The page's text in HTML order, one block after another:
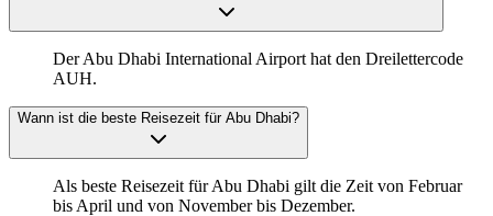
Der Abu Dhabi International Airport hat den Dreilettercode
AUH.
Wann ist die beste Reisezeit für Abu Dhabi?
Als beste Reisezeit für Abu Dhabi gilt die Zeit von Februar
bis April und von November bis Dezember.